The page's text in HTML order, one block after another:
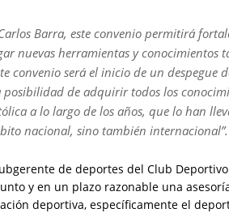
Barra, este convenio permitirá
nuevas herramientas y conocimientos
convenio será el inicio de un
posibilidad de adquirir todos los
a lo largo de los años, que lo han
nacional, sino también internacional”.
de deportes del Club
y en un plazo razonable una
deportiva, específicamente el